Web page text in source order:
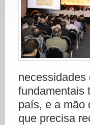
necessidades
fundamentais
país, e a mão
que precisa